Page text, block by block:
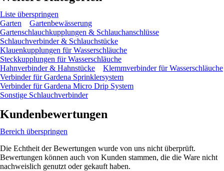
Liste überspringen
Garten
Gartenbewässerung
Gartenschlauchkupplungen & Schlauchanschlüsse
Schlauchverbinder & Schlauchstücke
Klauenkupplungen für Wasserschläuche
Steckkupplungen für Wasserschläuche
Hahnverbinder & Hahnstücke
Klemmverbinder für Wasserschläuche
Verbinder für Gardena Sprinklersystem
Verbinder für Gardena Micro Drip System
Sonstige Schlauchverbinder
Kundenbewertungen
Bereich überspringen
Die Echtheit der Bewertungen wurde von uns nicht überprüft.
Bewertungen können auch von Kunden stammen, die die Ware nicht
nachweislich genutzt oder gekauft haben.